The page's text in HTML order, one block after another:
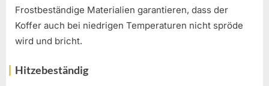
Frostbeständige Materialien garantieren, dass der
Koffer auch bei niedrigen Temperaturen nicht spröde
wird und bricht.
Hitzebeständig